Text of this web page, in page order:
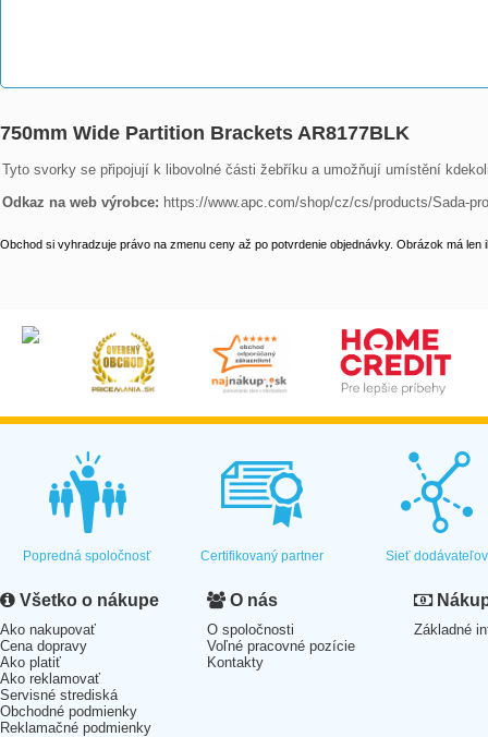
750mm Wide Partition Brackets AR8177BLK
Tyto svorky se připojují k libovolné části žebříku a umožňují umístění
Odkaz na web výrobce: https://www.apc.com/shop/cz/cs/products/Sada-
Obchod si vyhradzuje právo na zmenu ceny až po potvrdenie objednávky. Obrázok má len
Popredná spoločnosť Certifikovaný partner Sieť dodávateľov
Všetko o nákupe
Ako nakupovať
Cena dopravy
Ako platiť
Ako reklamovať
Servisné strediská
Obchodné podmienky
Reklamačné podmienky
O nás
O spoločnosti
Voľné pracovné pozície
Kontakty
Základné